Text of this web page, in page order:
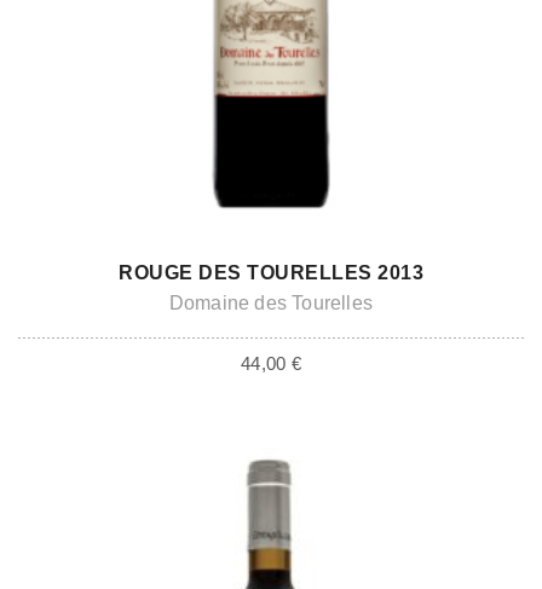
ADD TO CART
ROUGE DES TOURELLES 2013
Domaine des Tourelles
44,00 €